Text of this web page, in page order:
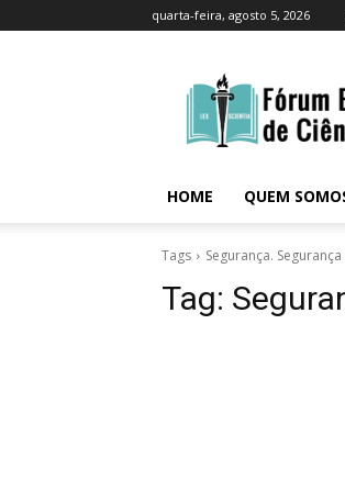
quarta-feira, agosto 5, 2026
HOME
QUEM
Tags Segurança.
Tag: